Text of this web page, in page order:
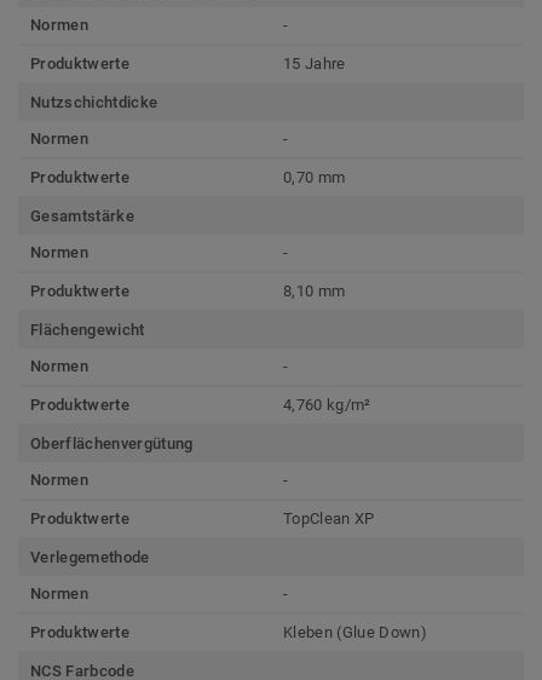
Normen
-
Produktwerte 15 Jahre
Nutzschichtdicke
Normen
-
Produktwerte 0,70 mm
Gesamtstärke
Normen
-
Produktwerte 8,10 mm
Flächengewicht
Normen
-
Produktwerte 4,760 kg/m²
Oberflächenvergütung
Normen
-
Produktwerte TopClean XP
Verlegemethode
Normen
-
Produktwerte Kleben (Glue Down)
NCS Farbcode